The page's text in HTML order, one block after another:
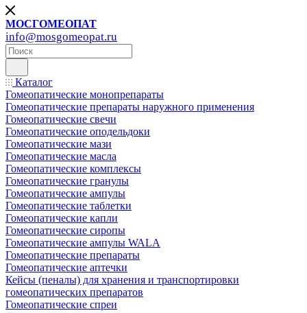
МОСГОМЕОПАТ
info@mosgomeopat.ru
Каталог
Гомеопатические монопрепараты
Гомеопатические препараты наружного применения
Гомеопатические свечи
Гомеопатические оподельдоки
Гомеопатические мази
Гомеопатические масла
Гомеопатические комплексы
Гомеопатические гранулы
Гомеопатические ампулы
Гомеопатические таблетки
Гомеопатические капли
Гомеопатические сиропы
Гомеопатические ампулы WALA
Гомеопатические препараты
Гомеопатические аптечки
Кейсы (пеналы) для хранения и транспортировки
гомеопатических препаратов
Гомеопатические спреи